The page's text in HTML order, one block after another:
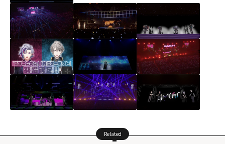
Related